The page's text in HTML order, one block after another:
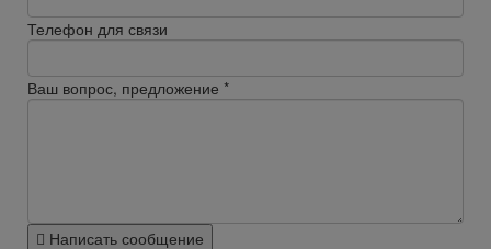
Телефон для связи
Ваш вопрос, предложение *
Написать сообщение